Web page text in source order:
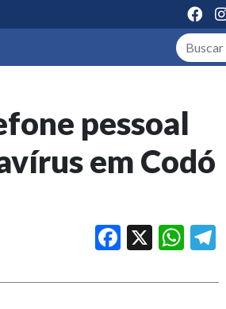
pessoal
em Codó
Facebook WhatsApp